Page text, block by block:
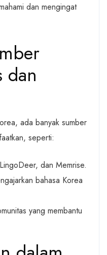
dan mengingat
dan
ada banyak sumber
seperti:
dan Memrise.
bahasa Korea
yang membantu